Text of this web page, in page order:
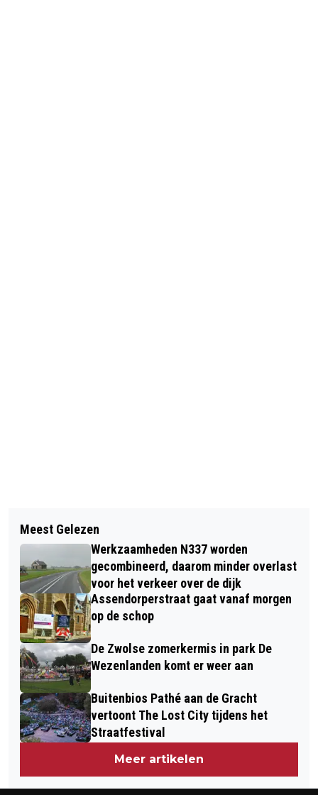
VOLGENDE ALZHEIMER CAFÉ OP
DINSDAG 18 FEBRUARI
WINDESHEIM OPGESCHRIKT DOOR
EXPLOSIE IN HET HOLST VAN DE
NACHT
Meest Gelezen
Werkzaamheden N337 worden
gecombineerd, daarom minder overlast
voor het verkeer over de dijk
Assendorperstraat gaat vanaf morgen
op de schop
De Zwolse zomerkermis in park De
Wezenlanden komt er weer aan
Buitenbios Pathé aan de Gracht
vertoont The Lost City tijdens het
Straatfestival
Meer artikelen